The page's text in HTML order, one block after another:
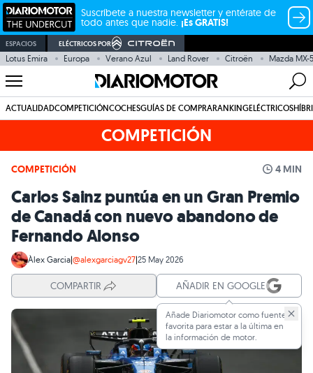
Suscríbete a nuestra newsletter y entérate de
todo antes que nadie. ¡Es GRATIS!
ESPACIOS ELÉCTRICOS POR
Lotus Emira Europa Verano Azul Land Rover Citroën Mazda MX-5
ACTUALIDADCOMPETICIÓNCOCHESGUÍAS DE COMPRARANKINGELÉCTRICOS
COMPETICIÓN
COMPETICIÓN 4 MIN
Carlos Sainz puntúa en un Gran Premio
de Canadá con nuevo abandono de
Fernando Alonso
Àlex Garcia|@alexgarciagv27|25 May 2026
COMPARTIR AÑADIR EN GOOGLE
Añade Diariomotor como fuente
favorita para estar a la última en
la información de motor.